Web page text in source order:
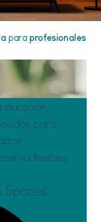
para profesionales
para
flexibles
Spaces